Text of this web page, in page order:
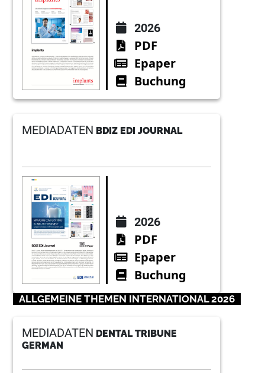
2026
PDF
Epaper
Buchung
MEDIADATEN BDIZ EDI JOURNAL
2026
PDF
Epaper
Buchung
ALLGEMEINE THEMEN INTERNATIONAL 2026
MEDIADATEN DENTAL TRIBUNE
GERMAN